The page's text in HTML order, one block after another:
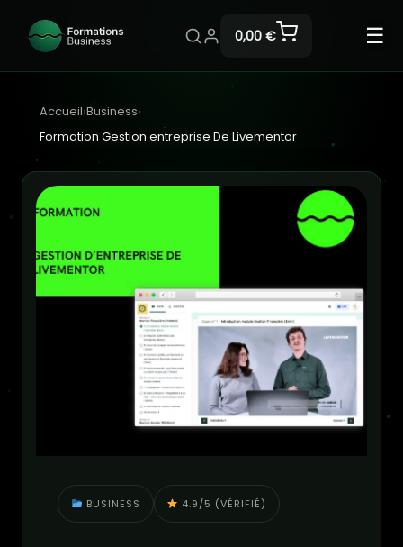
0,00 € ☰
Accueil›Business›
Formation Gestion entreprise De Livementor
BUSINESS 4.9/5 (VÉRIFIÉ)